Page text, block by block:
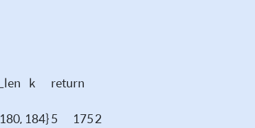
k
return
184}5 1752